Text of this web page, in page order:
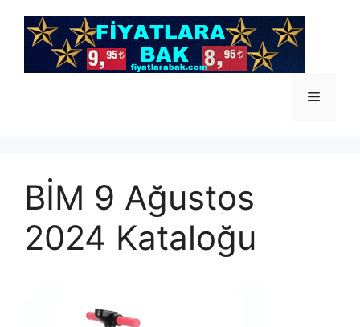
Menü
BİM 9 Ağustos
2024 Kataloğu